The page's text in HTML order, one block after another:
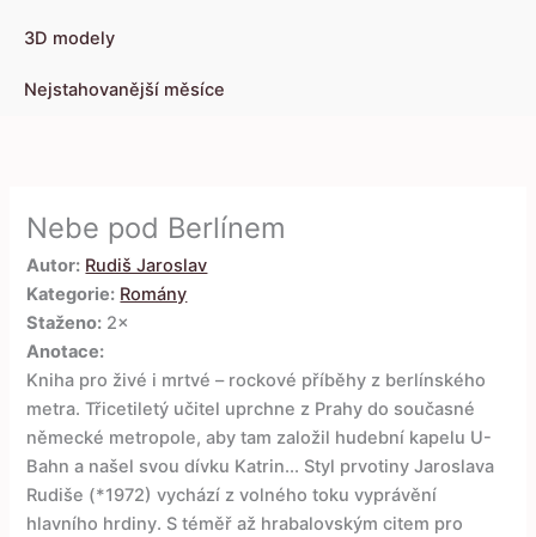
3D modely
Nejstahovanější měsíce
Nebe pod Berlínem
Autor: Rudiš Jaroslav
Kategorie: Romány
Staženo: 2×
Anotace:
Kniha pro živé i mrtvé – rockové příběhy z berlínského
metra. Třicetiletý učitel uprchne z Prahy do současné
německé metropole, aby tam založil hudební kapelu U-
Bahn a našel svou dívku Katrin... Styl prvotiny Jaroslava
Rudiše (*1972) vychází z volného toku vyprávění
hlavního hrdiny. S téměř až hrabalovským citem pro